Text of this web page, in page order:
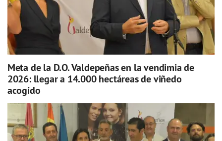
Meta de la D.O. Valdepeñas en la vendimia de
2026: llegar a 14.000 hectáreas de viñedo
acogido